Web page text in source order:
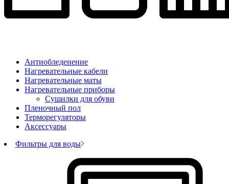
Антиобледенение
Нагревательные кабели
Нагревательные маты
Нагревательные приборы
Сушилки для обуви
Пленочный пол
Терморегуляторы
Аксессуары
Фильтры для воды